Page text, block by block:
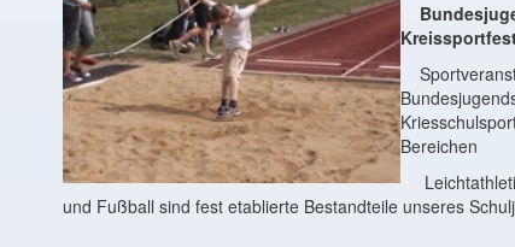
Bereichen
und Fußball sind fest etablierte Bestandteile unseres